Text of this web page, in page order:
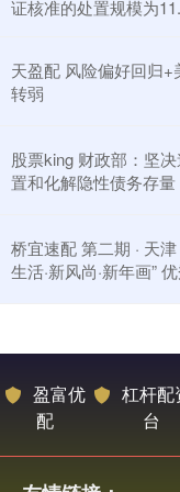
证核准的处置规模为
天盈配 风险偏好回归
转弱
股票king 财政部：坚
置和化解隐性债务存量
桥宜速配 第二期 · 天
生活·新风尚·新年画”
盈富优
配
杠杆配
台